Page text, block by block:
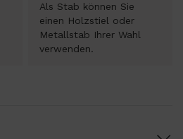
Als Stab können Sie
einen Holzstiel oder
Metallstab Ihrer Wahl
verwenden.